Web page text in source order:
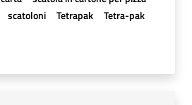
scatoloni Tetrapak Tetra-pak